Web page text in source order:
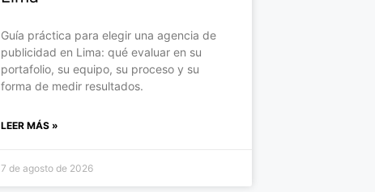
Guía práctica para elegir una agencia de
publicidad en Lima: qué evaluar en su
portafolio, su equipo, su proceso y su
forma de medir resultados.
LEER MÁS »
7 de agosto de 2026